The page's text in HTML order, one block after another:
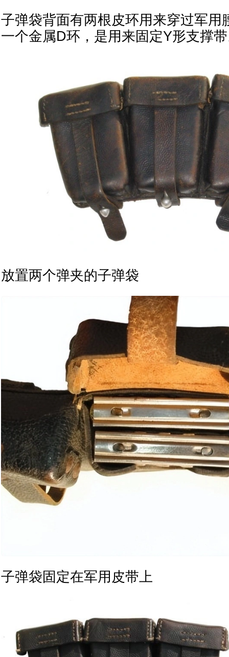
子弹袋背面有两根皮环用来穿过军用
一个金属D环，是用来固定Y形支撑
放置两个弹夹的子弹袋
子弹袋固定在军用皮带上